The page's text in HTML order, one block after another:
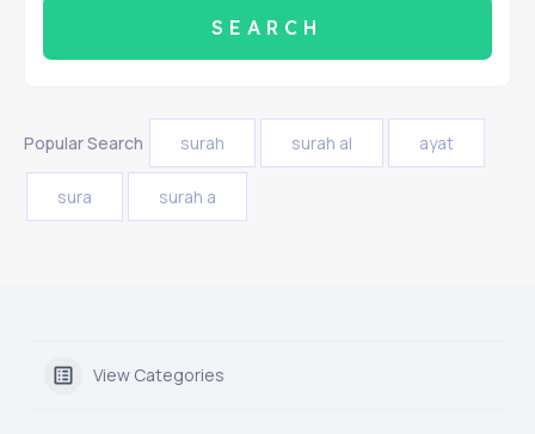
Popular Search surah surah al ayat
sura surah a
View Categories